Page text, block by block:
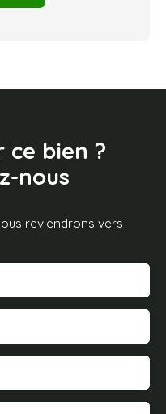
ce bien ?
nous
reviendrons vers